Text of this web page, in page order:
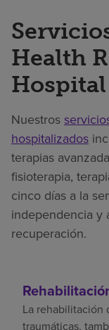
Health
Hospital
Nuestros
hospitalizados
terapias
fisioterapia,
cinco días a la
independencia y
recuperación.
La rehabilitación
traumáticas,